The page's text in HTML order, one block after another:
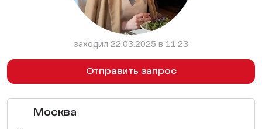
заходил 22.03.2025 в 11:23
Отправить запрос
Москва